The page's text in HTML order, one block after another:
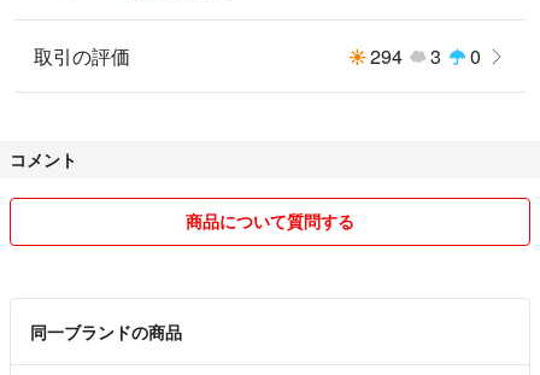
取引の評価 294 3 0
コメント
商品について質問する
同一ブランドの商品